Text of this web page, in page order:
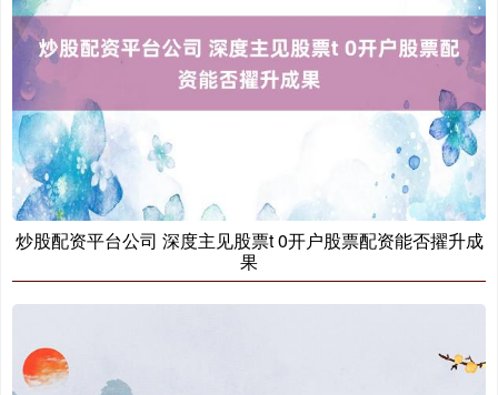
创业板指 +1.35%
基金指数
炒股配资平台公司 深度主见股票t 0开户股票配资能否擢升成
果